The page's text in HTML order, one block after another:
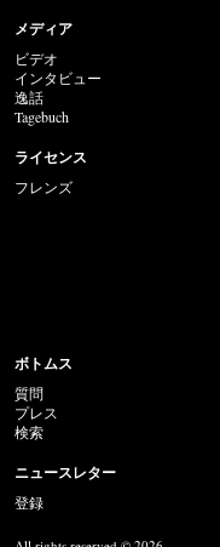
メディア
ビデオ
インタビュー
逸話
Tagebuch
ライセンス
フレンズ
ボトムス
質問
プレス
検索
ニュースレター
登録